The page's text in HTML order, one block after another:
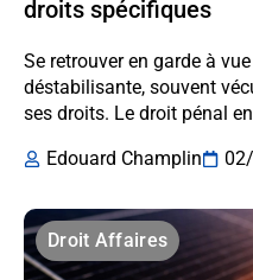
droits spécifiques
Se retrouver en garde à
déstabilisante, souvent
ses droits. Le droit pénal
Edouard Champlin
Droit Affaires